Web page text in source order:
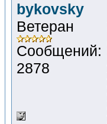
bykovsky
Ветеран
Сообщений:
2878